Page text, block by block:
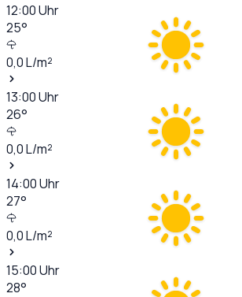
12:00Uhr
25°
0,0L/m²
13:00Uhr
26°
0,0L/m²
14:00Uhr
27°
0,0L/m²
15:00Uhr
28°